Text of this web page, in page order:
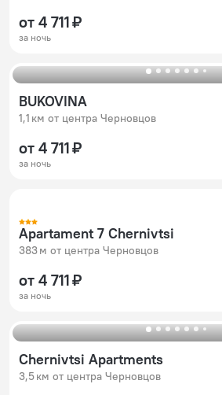
от 4 711 ₽
за ночь
BUKOVINA
1,1 км от центра Черновцов
от 4 711 ₽
за ночь
Apartament 7 Chernivtsi
383 м от центра Черновцов
от 4 711 ₽
за ночь
Chernivtsi Apartments
3,5 км от центра Черновцов